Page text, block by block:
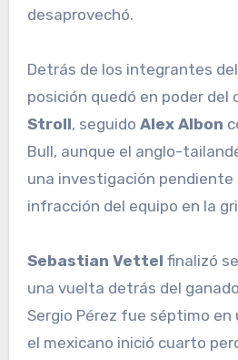
desaprovechó.
Detrás de los integrantes
posición quedó en poder del
Stroll, seguido Alex Albon
Bull, aunque el anglo-
una investigación pendiente
infracción del equipo en la
Sebastian Vettel finalizó
una vuelta detrás del
Sergio Pérez fue séptimo en
el mexicano inició cuarto